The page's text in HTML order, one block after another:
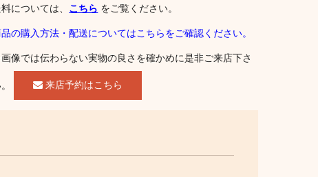
については、 こちら をご覧ください。
の購入方法・配送についてはこちらをご確認ください。
像では伝わらない実物の良さを確かめに是非ご来店下さ
来店予約はこちら